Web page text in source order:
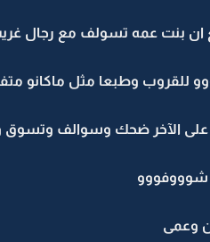
بنت عمه تسولف مع رجال
للقروب وطبعا مثل ماكانو
على الآخر ضحك وسوالف وتسوق
شوووفووو
وعمى